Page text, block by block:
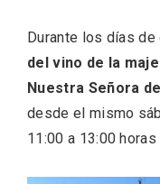
Durante los días
del vino de la
Nuestra Señora
desde el mismo
11:00 a 13:00